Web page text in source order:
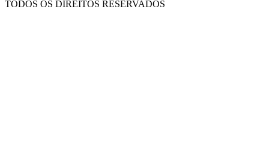
TODOS OS DIREITOS RESERVADOS